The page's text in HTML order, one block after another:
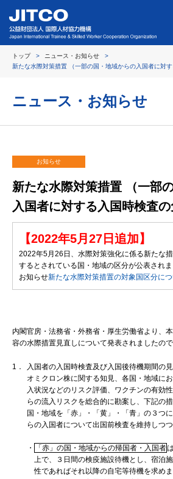
トップ
ニュース・お知らせ
新たな水際対策措置 （一部の国・地域からの入国者に対す
ニュース・お知らせ
お知らせ
新たな水際対策措置 （一部
入国者に対する入国時検査の
【2022年5月27日追加】
2022年5月26日、水際対策強化に係る新たな
するとされている国・地域の区分が公表され
お知らせ新たな水際対策措置の対象国区分に
内閣官房・法務省・外務省・厚生労働省より、
容の水際措置見直しについて発表されましたの
1．
入国者の入国時検査及び入国後待機期間の
オミクロン株に関する知見、各国・地域に
入状況などのリスク評価、ワクチンの有効
らの流入リスクを総合的に勘案し、下記の措
国・地域を「赤」・「黄」・「青」の３つ
らの入国者について出国前検査を維持しつつ
・ 「赤」の国・地域からの帰国者・入国者
上で、３日間の検疫施設待機とし、宿泊
性であればそれ以降の自宅等待機を求め